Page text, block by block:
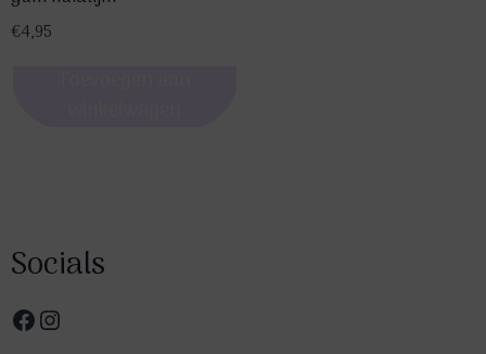
€4,95
Socials
Facebook
Instagram